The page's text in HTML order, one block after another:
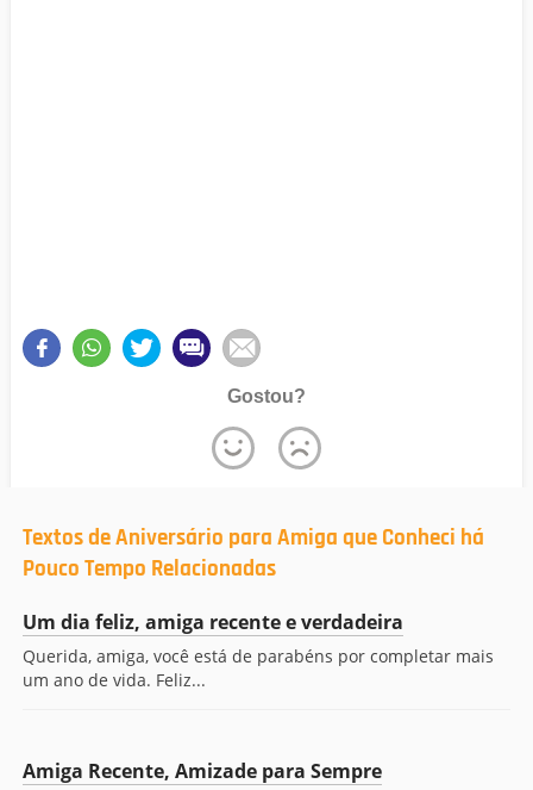
Gostou?
Textos de Aniversário para Amiga que Conheci há
Pouco Tempo Relacionadas
Um dia feliz, amiga recente e verdadeira
Querida, amiga, você está de parabéns por completar mais
um ano de vida. Feliz...
Amiga Recente, Amizade para Sempre